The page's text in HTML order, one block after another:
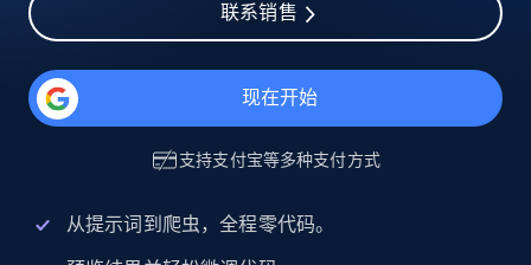
联系销售
现在开始
支持支付宝等多种支付方式
从提示词到爬虫，全程零代码。